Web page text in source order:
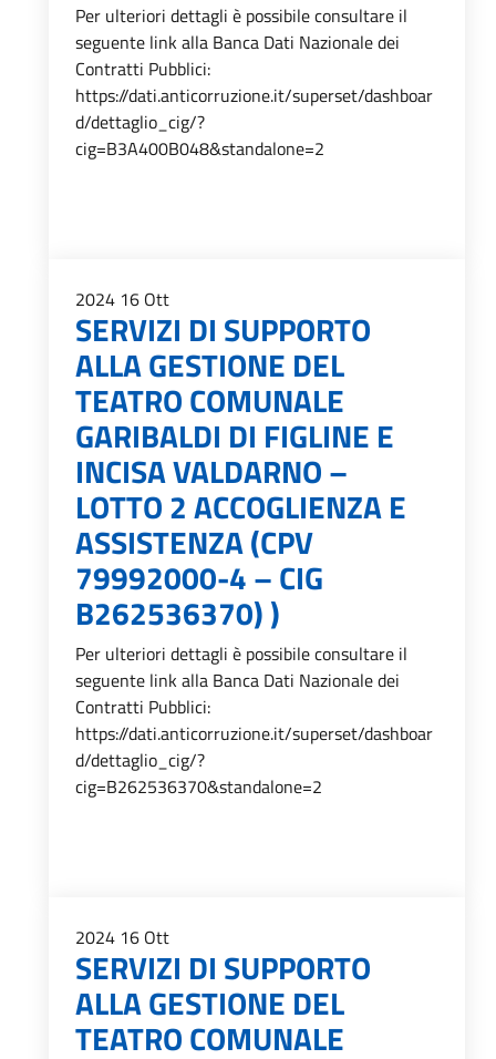
Per ulteriori dettagli è possibile consultare il
seguente link alla Banca Dati Nazionale dei
Contratti Pubblici:
https://dati.anticorruzione.it/superset/dashboar
d/dettaglio_cig/?
cig=B3A400B048&standalone=2
2024 16 Ott
SERVIZI DI SUPPORTO
ALLA GESTIONE DEL
TEATRO COMUNALE
GARIBALDI DI FIGLINE E
INCISA VALDARNO –
LOTTO 2 ACCOGLIENZA E
ASSISTENZA (CPV
79992000-4 – CIG
B262536370) )
Per ulteriori dettagli è possibile consultare il
seguente link alla Banca Dati Nazionale dei
Contratti Pubblici:
https://dati.anticorruzione.it/superset/dashboar
d/dettaglio_cig/?
cig=B262536370&standalone=2
2024 16 Ott
SERVIZI DI SUPPORTO
ALLA GESTIONE DEL
TEATRO COMUNALE